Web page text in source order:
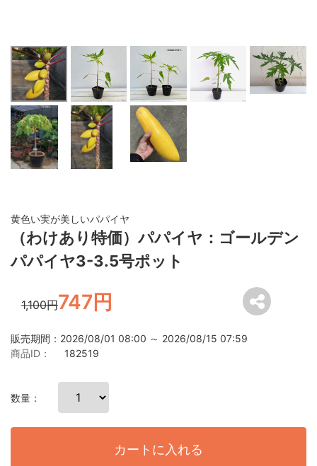
黄色い実が美しいパパイヤ
（わけあり特価）パパイヤ：ゴールデン
パパイヤ3-3.5号ポット
1,100円747円
販売期間：2026/08/01 08:00 ～ 2026/08/15 07:59
商品ID：
182519
数量：
カートに入れる